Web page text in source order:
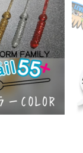
ーカラー各